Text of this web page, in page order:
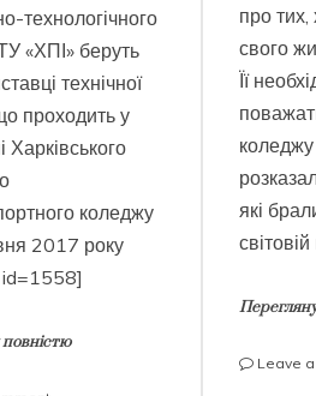
технологічного
«ХПІ» беруть
технічної
проходить у
Харківського
коледжу
2017 року
про
свого
Її
які
Leave